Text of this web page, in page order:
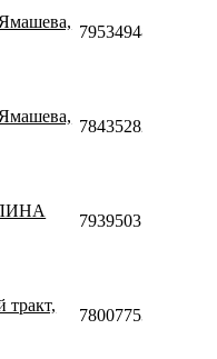
79534948146
78435282503
79395031708
тракт,
78007753553